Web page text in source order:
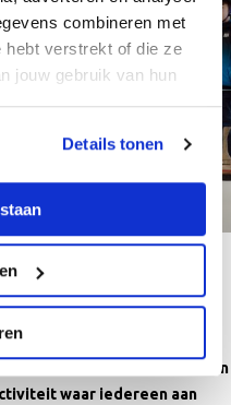
combineren met
hebt verstrekt of die ze
jouw gebruik van hun
Details tonen
het leukste uitje voor de
Een toegankelijke en
strategie en plezier
of gewoon fan bent van
waar iedereen aan